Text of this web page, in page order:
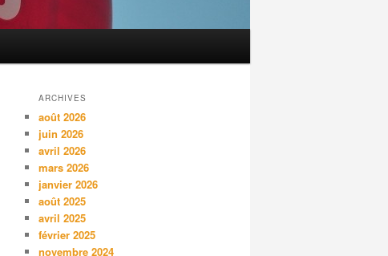
ARCHIVES
août 2026
juin 2026
avril 2026
mars 2026
janvier 2026
août 2025
avril 2025
février 2025
novembre 2024